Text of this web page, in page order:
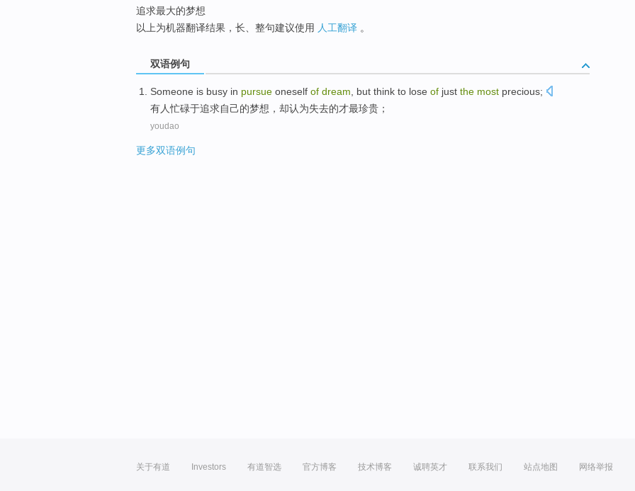
追求最大的梦想
以上为机器翻译结果，长、整句建议使用 人工翻译 。
双语例句
Someone is busy in pursue oneself of dream but think to lose of just the most precious;
有人忙碌于追求自己的梦想 ， 却认为失去的才最珍贵 ；
youdao
更多双语例句
关于有道 Investors 有道智选 官方博客 技术博客 诚聘英才 联系我们 站点地图 网络举报